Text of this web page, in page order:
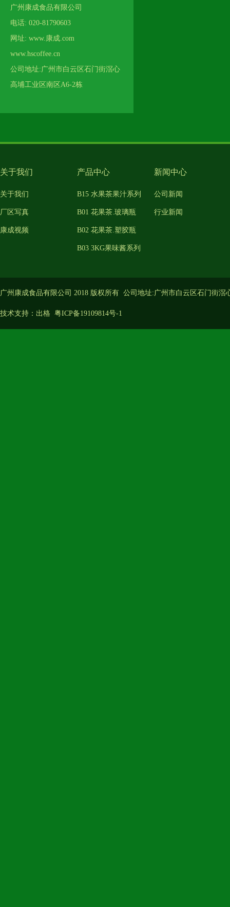
广州康成食品有限公司
电话: 020-81790603
网址: www.康成.com
www.hscoffee.cn
公司地址:广州市白云区石门街滘心
高埔工业区南区A6-2栋
关于我们
关于我们
厂区写真
康成视频
产品中心
B15 水果茶果汁系列
B01 花果茶.玻璃瓶
B02 花果茶.塑胶瓶
B03 3KG果味酱系列
新闻中心
公司新闻
行业新闻
广州康成食品有限公司 2018 版权所有 公司地址:广州市白云区石门街滘
技术支持： 出格 粤ICP备19109814号-1